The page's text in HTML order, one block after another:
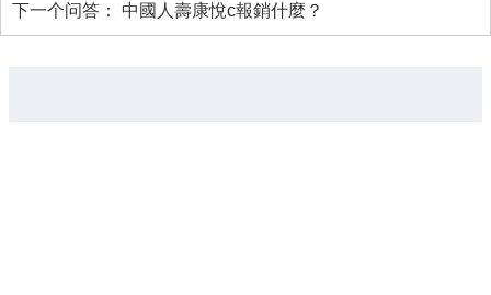
下一个问答： 中國人壽康悅c報銷什麼？